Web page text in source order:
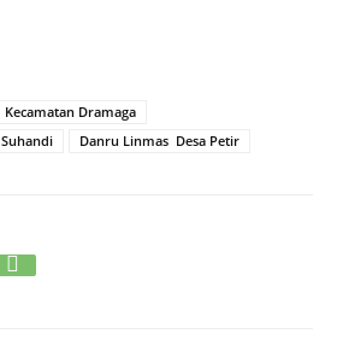
Kecamatan Dramaga
Suhandi ‎Danru Linmas Desa Petir